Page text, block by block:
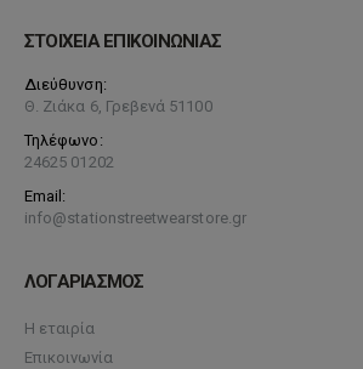
ΣΤΟΙΧΕΙΑ ΕΠΙΚΟΙΝΩΝΙΑΣ
Διεύθυνση:
Θ. Ζιάκα 6, Γρεβενά 51100
Τηλέφωνο:
24625 01202
Email:
info@stationstreetwearstore.gr
ΛΟΓΑΡΙΑΣΜΟΣ
Η εταιρία
Επικοινωνία